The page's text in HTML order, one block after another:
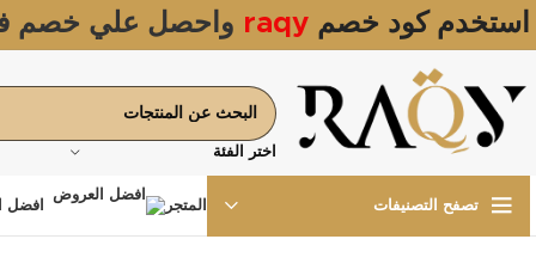
استخدم كود خصم raqy واحصل علي خصم
اختر الفئة
تصفح التصنيفات المتجر افضل